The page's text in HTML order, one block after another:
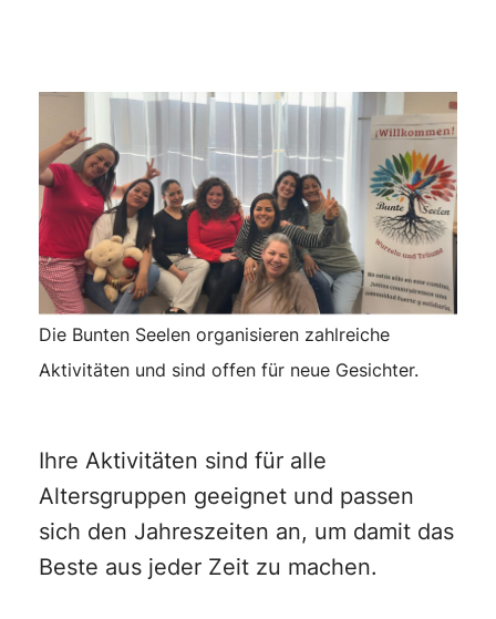
Die Bunten Seelen organisieren zahlreiche
Aktivitäten und sind offen für neue Gesichter.
Ihre Aktivitäten sind für alle
Altersgruppen geeignet und passen
sich den Jahreszeiten an, um damit das
Beste aus jeder Zeit zu machen.